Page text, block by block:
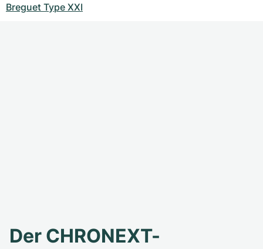
Breguet Type XXI
Der CHRONEXT-